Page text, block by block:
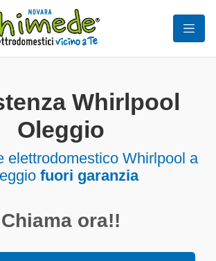
Whirlpool
Oleggio
elettrodomestico Whirlpool a
fuori garanzia
Chiama ora!!